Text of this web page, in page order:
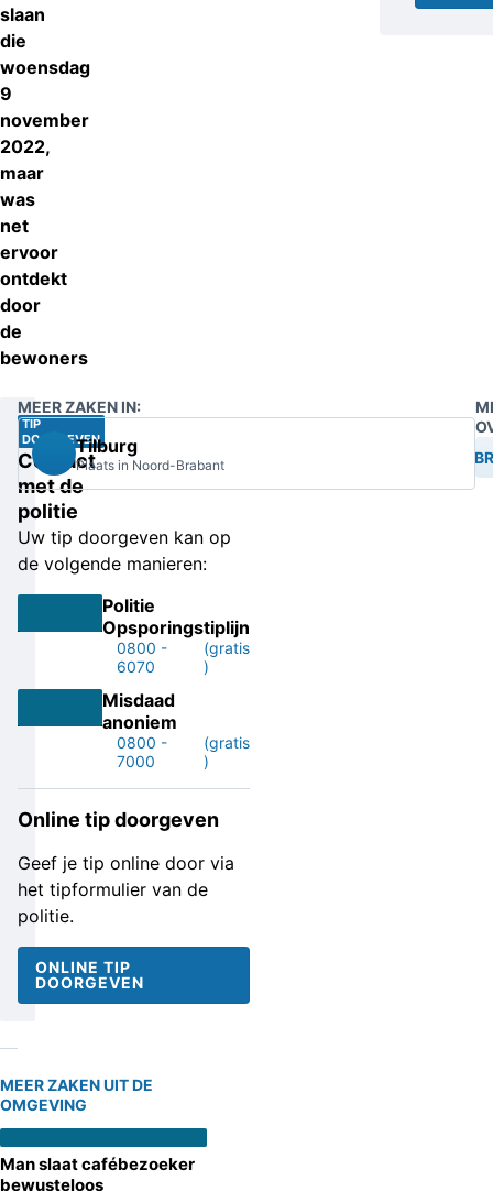
slaan
die
woensdag
9
november
2022,
maar
was
net
ervoor
ontdekt
door
de
bewoners
TIP
DOORGEVEN
Contact
met de
politie
Uw tip doorgeven kan op
de volgende manieren:
Politie
Opsporingstiplijn
0800 -
6070
(gratis
)
Misdaad
anoniem
0800 -
7000
(gratis
)
Online tip doorgeven
Geef je tip online door via
het tipformulier van de
politie.
ONLINE TIP
DOORGEVEN
MEER ZAKEN IN:
Tilburg
Plaats in Noord-Brabant
MEER ZAKEN UIT DE
OMGEVING
Man slaat cafébezoeker
bewusteloos